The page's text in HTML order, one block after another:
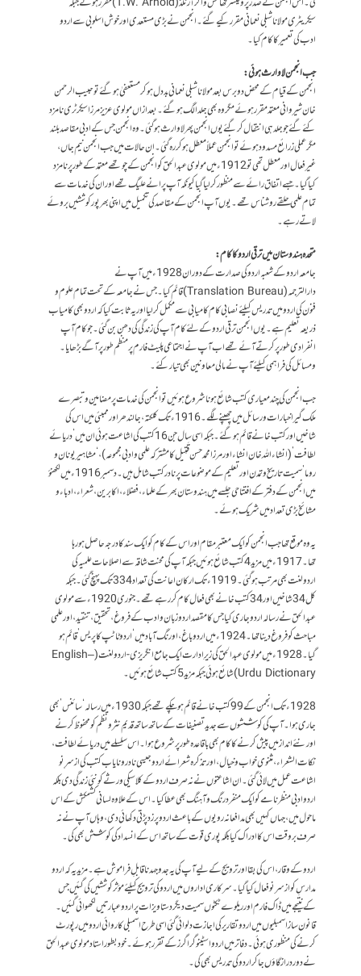
سیکریٹری مولانا شبلی نعمانی مقرر کیے گئے۔انجمن نے بڑی مستعدی اور خوش اسلوبی سے اردو
ادب کی تعمیر کا کام کیا۔
جب انجمن لاوارث ہوئی:
انجمن کے قیام کے محض دو برس بعد مولانا شبلی نعمانی بددل ہو کر مستعفیٰ ہوگئے تو حبیب الرحمن
خان شیروانی معتمد مقرر ہوئے مگر وہ بھی جلد الگ ہوگئے۔ بعد ازاں مولوی عزیز مرزا سیکرٹری نامزد
کئے گئے جو جلد ہی انتقال کر گئے یوں انجمن پھر لاوارث ہوگئی۔ وہ انجمن جس کے ادبی مقاصد بلند
مگر عملی زرائع مسدود ہوئے تو انجمن عملاً معطل ہو کر رہ گئی۔ ان حالات میں جب انجمن نیم جاں،
غیرفعال اور معطل تھی تو 1912ء میں مولوی عبدالحق کو انجمن کے چوتھے معتمد کے طور پر نامزد
کیاگیا۔ جسے اتفاق رائے سے منظور کر لیا گیا کیونکہ آپ پرانے علیگ تھے اور ان کی خدمات سے
تمام علمی حلقے روشناس تھے۔ یوں آپ انجمن کے مقاصد کی تکمیل میں اپنی بھرپور کوششیں بروئے
لاتے رہے۔
متحدہ ہندوستان میں ترقی اردو کا کام:
جامعہ اردو کے شعبہ اردو کی صدارت کے دوران 1928ء میں آپ نے
دارالترجمہ(Translation Bureau) قائم کیا۔ جس نے جامعہ کے تحت تمام علوم و
فنون کی اردو میں تدریس کیلئے نصابی کام کامیابی سے مکمل کر لیا اور یہ ثابت کیاکہ اردو بھی کامیاب
ذریعہ تعلیم ہے۔ یوں انجمن ترقی اردو کے لئے کام آپ کی زندگی کی دھن بن گئی۔ جو کام آپ
انفرادی طور پر کرتے آئے تھے اب آپ نےاجتماعی پلیٹ فارم پر منظم طور پر آگے بڑھایا۔
ومسائل کی فراہمی کیلئے آپ نے مالی معاونین بھی تیار کئے۔
جب انجمن کی چند معیاری کتب شائع ہونا شروع ہوئیں تو انجمن کی خدمات پر مضامین وتبصرے
ملک گیر اخبارات و رسائل میں چھپنے لگے۔ 1916ء تک کلکتہ، جالندھر اور ممبئی میں اس کی
شاخیں اور کتب خانے قائم ہو گئے۔ جبکہ اسی سال جن 16 کتب کی اشاعت ہوئی ان میں ‘دریائے
لطافت’ (انشاء اللہ خان انشاء اور مرزا محمد حسن قَتِیل کا مشترکہ علمی و ادبی مجموعہ)، ‘مشاہیر یونان و
روما’ سمیت تاریخ و تمدن اور تعلیم کے موضوعات پر نادر کتب شامل ہیں۔ دسمبر 1916ء میں لکھنؤ
میں انجمن کے دفتر کے افتتاحی جلسے میں ہندوستان بھر کے علماء، فضلاء، اکابرین، شعراء، ادباء و
مشائخ بڑی تعداد میں شریک ہوئے۔
یہ وہ موقع تھا جب انجمن کو ایک معتبر مقام اور اس کے کام کو ایک سند کادرجہ حاصل ہو رہا
تھا۔ 1917ء میں مزید 4 کتب شائع ہوئیں جبکہ آپ کی محنت شاقہ سے اصلاحات علمیہ کی
اردولغت بھی مرتب ہوگئی۔ 1919ء تک ارکان اعانت کی تعداد 334 تک پہنچ گئی۔ جبکہ
کل 34 شاخیں اور 34 کتب خانے بھی فعال کام کر رہے تھے۔ جنوری 1920ء سے مولوی
عبدالحق نے رسالہ اردو جاری کیا جس کا مقصد اردو زبان و ادب کے فروغ، تحقیق، تنقید، اور علمی
مباحث کو فروغ دینا تھا۔ 1924ء میں اردو باغ، اورنگ آباد میں ‘اردو ٹاٹپ کا پریس’ قائم ہو
گیا۔ 1928ء میں مولوی عبدالحق کی زیرِ ادارت ایک جامع انگریزی-اردو لغت (English–
Urdu Dictionary) شائع ہوئی جبکہ مزید 5 کتب شائع ہوئیں۔
1928ء تک انجمن کے 99 کتب خانے قائم ہو چکے تھے جبکہ 1930ء میں رسالہ ‘سائنس’ بھی
جاری ہوا۔ آپ کی کوششوں سے جدید تصنیفات کے ساتھ ساتھ قدیم نثر و نظم کو محفوظ کرنے
اور نئے انداز میں پیش کرنے کا کام بھی باقاعدہ طور پر شروع ہوا۔ اس سلسلے میں دریائے لطافت،
نکات الشعراء، مثنوی خواب و خیال، اور تذکرہ شعرائے اردو جیسی نادر و نایاب کتب کی از سرِ نو
اشاعت عمل میں لائی گئی۔ ان اشاعتوں نے نہ صرف اردو کے کلاسیکی ورثے کو نئی زندگی دی بلکہ
اردو ادبی منظرنامے کو ایک منفرد رنگ و آہنگ بھی عطا کیا۔ اس کے علاوہ لسانی کشمکش کے اس
ماحول میں، جہاں کہیں بھی مدافعانہ رویوں کے باعث اردو پر زد پڑتی دکھائی دی، وہاں آپ نے نہ
صرف بروقت اس کا ادراک کیا بلکہ پوری قوت کے ساتھ اس کے انسداد کی کوشش بھی کی۔
اردو کے وقار، اس کی بقا اور ترویج کے لیے آپ کی یہ جدوجہد ناقابلِ فراموش ہے۔ مزید یہ کہ اردو
مدارسِ کو ازسر نو فعال کیا گیا۔ سرکاری اداروں میں اردو کی ترویج کیلئے مؤثر کوششیں کی گئیں جس
کے نتیجے میں ڈاک فارم اور ریلوے ٹکٹوں سمیت دیگر دستاویزات پر اردو عبارتیں لکھوائی گئیں۔
قانون ساز اسمبلیوں میں اردو تقاریر کی اجازت دلوائی گئی اسی طرح اسمبلی کاروائی اردو میں رپورٹ
کرنے کی منظور ی ہوئی۔ دفاتر میں اردو اسٹینوگراگرز کے تقرر ہوئے۔ خود بطور استاد مولوی عبدالحق
نے دور دراز گاؤں جا کر اردو کی تدریس بھی کی۔